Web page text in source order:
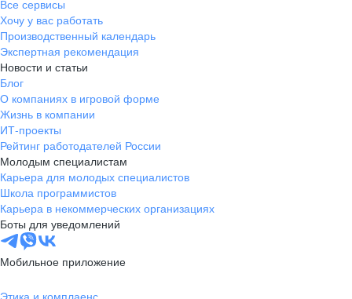
Все сервисы
Хочу у вас работать
Производственный календарь
Экспертная рекомендация
Новости и статьи
Блог
О компаниях в игровой форме
Жизнь в компании
ИТ-проекты
Рейтинг работодателей России
Молодым специалистам
Карьера для молодых специалистов
Школа программистов
Карьера в некоммерческих организациях
Боты для уведомлений
Мобильное приложение